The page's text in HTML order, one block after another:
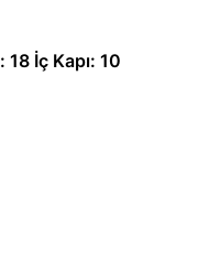
18 İç Kapı: 10